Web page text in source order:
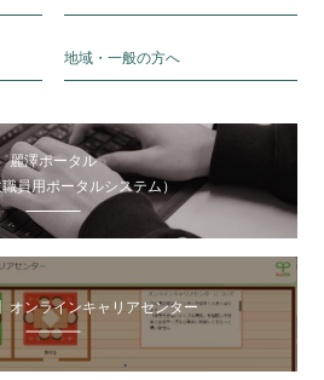
地域・一般の方へ
麗澤ポータル
員用ポータルシステム）
オンラインキャリアセンター